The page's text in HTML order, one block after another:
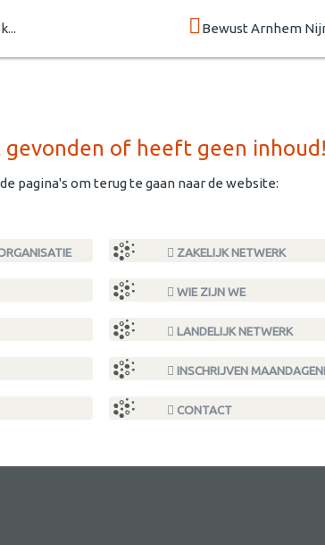
Bewust Arnhem
gevonden of heeft geen inhoud!
pagina's om terug te gaan naar de website:
ZAKELIJK NETWERK
WIE ZIJN WE
LANDELIJK NETWERK
INSCHRIJVEN
CONTACT